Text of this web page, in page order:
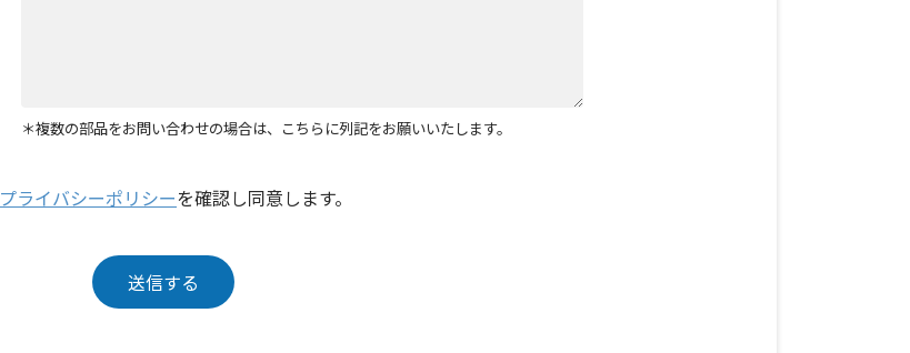
＊複数の部品をお問い合わせの場合は、こちらに列記をお願いいたします。
プライバシーポリシーを確認し同意します。